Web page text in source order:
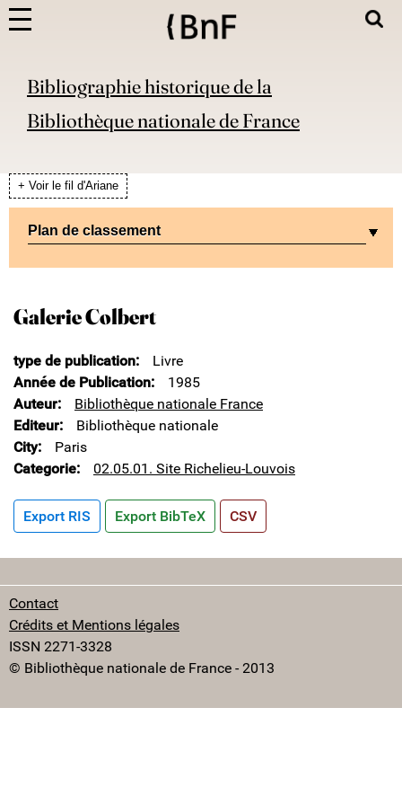
Bibliographie historique de la
Bibliothèque nationale de France
+ Voir le fil d'Ariane
Plan de classement
Galerie Colbert
type de publication
Livre
Année de Publication
1985
Auteur
Bibliothèque nationale France
Editeur
Bibliothèque nationale
City
Paris
Categorie
02.05.01. Site Richelieu-Louvois
Export RIS Export BibTeX CSV
Contact
Crédits et Mentions légales
ISSN 2271-3328
© Bibliothèque nationale de France - 2013